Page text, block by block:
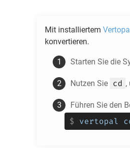
Mit installiertem
konvertieren.
Starten Sie die
Nutzen Sie cd ,
Führen Sie den
$ vertopal